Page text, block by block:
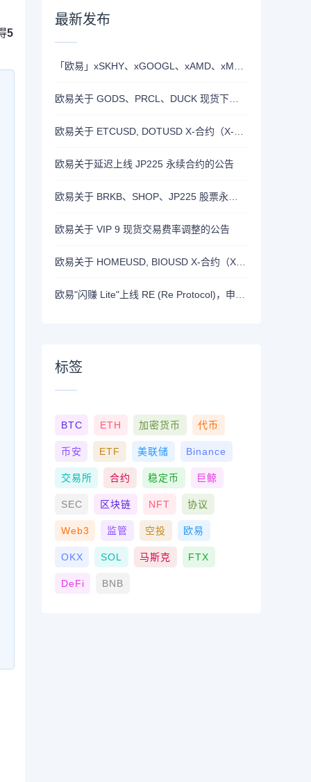
5
最新发布
欧易关于延迟上线 JP225 永续合约的公告
欧易关于 VIP 9 现货交易费率调整的公告
标签
BTC ETH 加密货币 代币
币安 ETF 美联储 Binance
交易所 合约 稳定币 巨鲸
SEC 区块链 NFT 协议
Web3 监管 空投 欧易
OKX SOL 马斯克 FTX
DeFi BNB